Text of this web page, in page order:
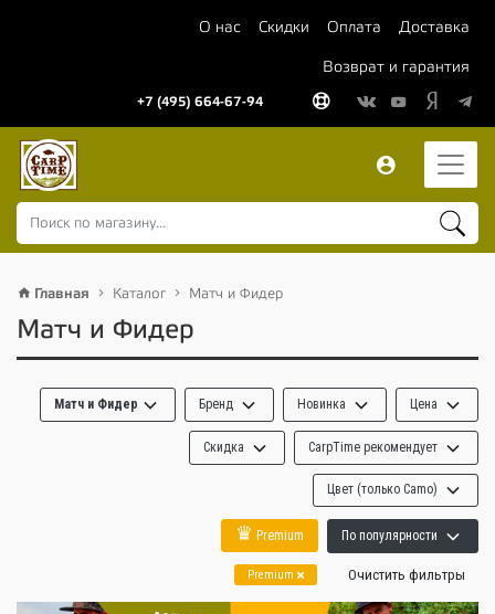
О нас Скидки Оплата Доставка
Возврат и гарантия
+7 (495) 664-67-94
Главная Каталог Матч и Фидер
Матч и Фидер
Матч и Фидер Бренд Новинка Цена
Скидка CarpTime рекомендует
Цвет (только Camo)
♛ Premium По популярности
Premium Очистить фильтры